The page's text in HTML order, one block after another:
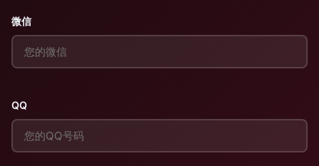
微信
QQ